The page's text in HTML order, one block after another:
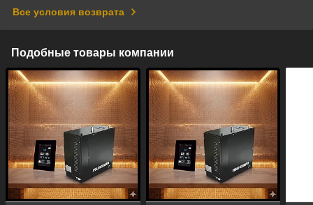
Все условия возврата
Подобные товары компании